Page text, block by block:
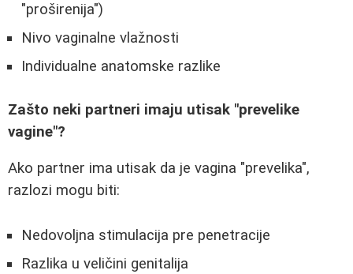
"proširenija")
Nivo vaginalne vlažnosti
Individualne anatomske razlike
Zašto neki partneri imaju utisak "prevelike
vagine"?
Ako partner ima utisak da je vagina "prevelika",
razlozi mogu biti:
Nedovoljna stimulacija pre penetracije
Razlika u veličini genitalija